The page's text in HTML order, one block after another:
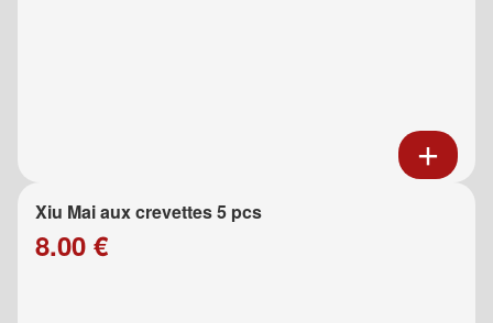
Xiu Mai aux crevettes 5 pcs
8.00 €